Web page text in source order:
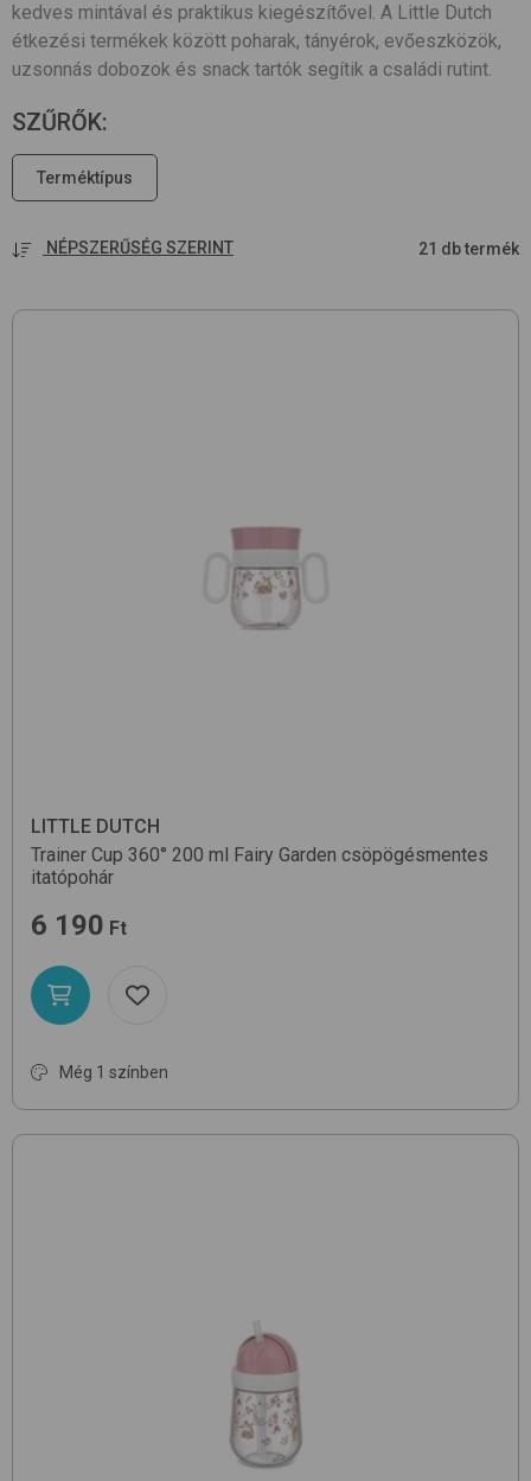
kedves mintával és praktikus kiegészítővel. A Little Dutch
étkezési termékek között poharak, tányérok, evőeszközök,
uzsonnás dobozok és snack tartók segítik a családi rutint.
SZŰRŐK:
Terméktípus
NÉPSZERŰSÉG SZERINT 21 db termék
LITTLE DUTCH
Trainer Cup 360° 200 ml
Fairy Garden csöpögésmentes
itatópohár
6 190 Ft
Még 1 színben